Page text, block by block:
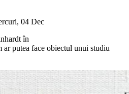
04 Dec
în
ar putea face obiectul unui studiu